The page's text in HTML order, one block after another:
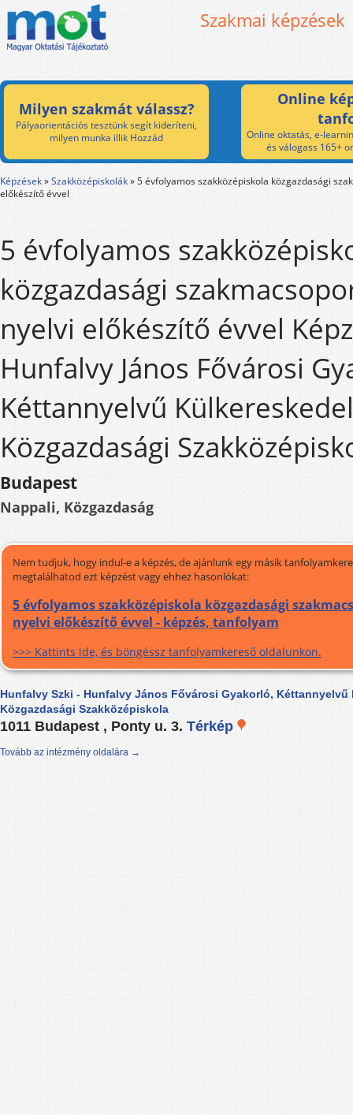
Szakmai képzések
Milyen szakmát válassz?
Pályaorientációs tesztünk segít kideríteni,
milyen munka illik Hozzád
Online
Online oktatás, e-
és válogass 165+
Képzések»Szakközépiskolák»5 évfolyamos szakközépiskola közgazdasági
előkészítő évvel
5 évfolyamos
közgazdasági
nyelvi előkészítő évvel
Hunfalvy János Fővárosi
Kéttannyelvű
Közgazdasági
Budapest
Nappali, Közgazdaság
Nem tudjuk, hogy indul-e a képzés, de ajánlunk egy másik
megtalálhatod ezt képzést vagy ehhez hasonlókat:
5 évfolyamos szakközépiskola közgazdasági
nyelvi előkészítő évvel - képzés, tanfolyam
>>> Kattints ide, és böngéssz tanfolyamkereső oldalunkon.
Hunfalvy Szki - Hunfalvy János Fővárosi Gyakorló, Kéttannyelvű
Közgazdasági Szakközépiskola
1011 Budapest , Ponty u. 3. Térkép
Tovább az intézmény oldalára →